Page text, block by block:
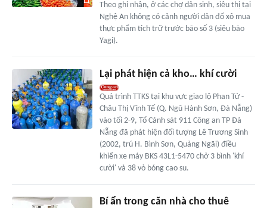
Theo ghi nhận, ở các chợ dân sinh, siêu thị tại
Nghệ An không có cảnh người dân đổ xô mua
thực phẩm tích trữ trước bão số 3 (siêu bão
Yagi).
Lại phát hiện cả kho… khí cười
Quá trình TTKS tại khu vực giao lộ Phan Tứ -
Châu Thị Vĩnh Tế (Q. Ngũ Hành Sơn, Đà Nẵng)
vào tối 2-9, Tổ Cảnh sát 911 Công an TP Đà
Nẵng đã phát hiện đối tượng Lê Trương Sinh
(2002, trú H. Bình Sơn, Quảng Ngãi) điều
khiển xe máy BKS 43L1-5470 chở 3 bình 'khí
cười' và 38 vỏ bóng cao su.
Bí ẩn trong căn nhà cho thuê